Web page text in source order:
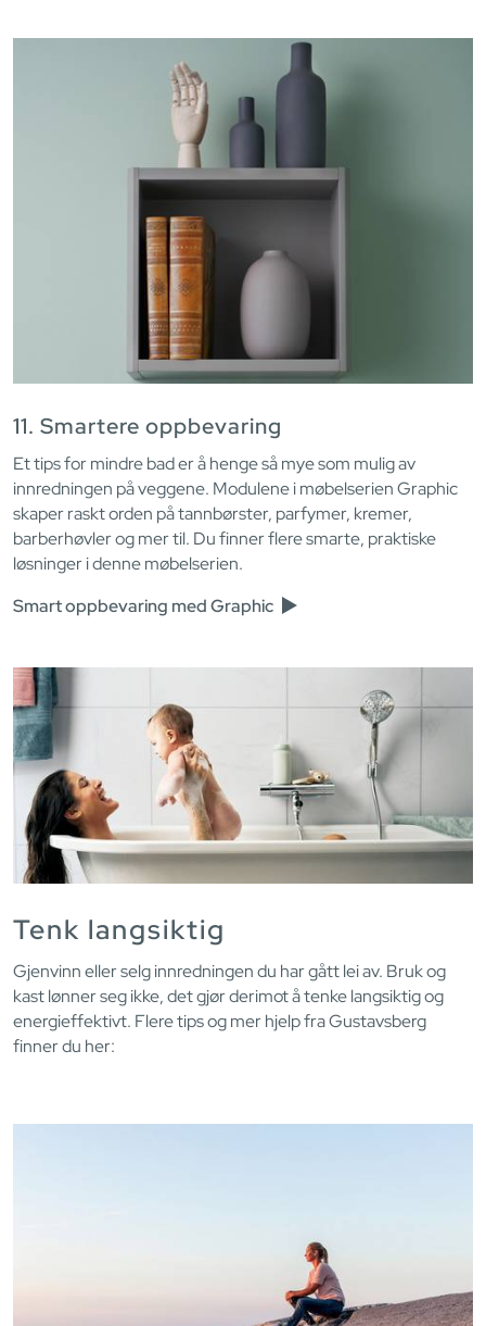
11. Smartere oppbevaring
Et tips for mindre bad er å henge så mye som mulig av
innredningen på veggene. Modulene i møbelserien Graphic
skaper raskt orden på tannbørster, parfymer, kremer,
barberhøvler og mer til. Du finner flere smarte, praktiske
løsninger i denne møbelserien.
Smart oppbevaring med Graphic
Tenk langsiktig
Gjenvinn eller selg innredningen du har gått lei av. Bruk og
kast lønner seg ikke, det gjør derimot å tenke langsiktig og
energieffektivt. Flere tips og mer hjelp fra Gustavsberg
finner du her: